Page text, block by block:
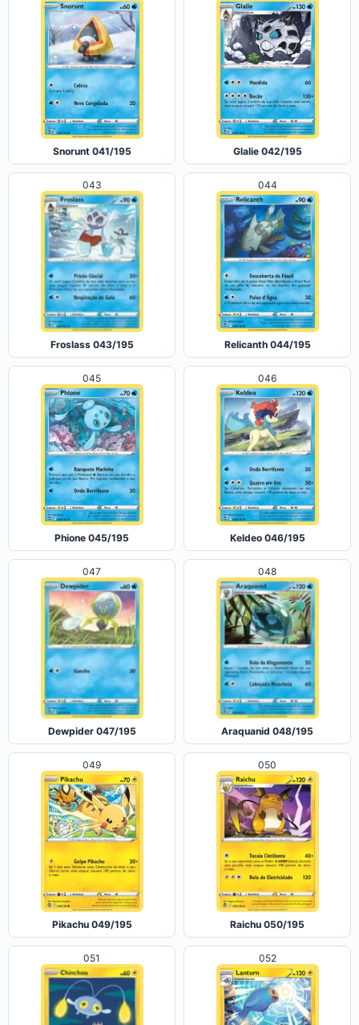
Snorunt 041/195 Glalie 042/195
043
Froslass 043/195
044
Relicanth 044/195
045
Phione 045/195
046
Keldeo 046/195
047
Dewpider 047/195
048
Araquanid 048/195
049
Pikachu 049/195
050
Raichu 050/195
051 052